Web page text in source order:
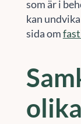
som är i
kan
sida om